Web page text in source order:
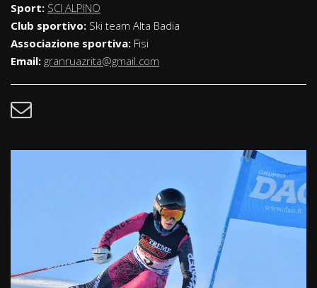
Sport: SCI ALPINO
Club sportivo: Ski team Alta Badia
Associazione sportiva: Fisi
Email: granruazrita@gmail.com